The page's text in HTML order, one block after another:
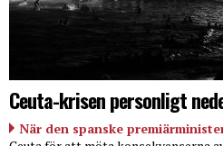
Ceuta-krisen personligt
När den spanske